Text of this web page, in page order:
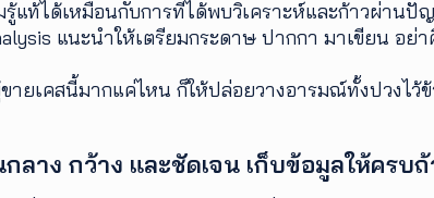
แท้ได้เหมือนกับการที่ได้พบวิเคราะห์และก้าวผ่านปั
แนะนำให้เตรียมกระดาษ ปากกา มาเขียน อย่
ยเคสนี้มากแค่ไหน ก็ให้ปล่อยวางอารมณ์ทั้งปวงไว้
ลาง กว้าง และชัดเจน เก็บข้อมูลให้ครบ